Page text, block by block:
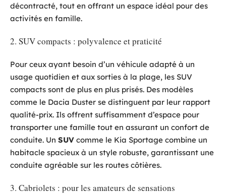
décontracté, tout en offrant un espace idéal pour des
activités en famille.
2. SUV compacts : polyvalence et praticité
Pour ceux ayant besoin d’un véhicule adapté à un
usage quotidien et aux sorties à la plage, les SUV
compacts sont de plus en plus prisés. Des modèles
comme le Dacia Duster se distinguent par leur rapport
qualité-prix. Ils offrent suffisamment d’espace pour
transporter une famille tout en assurant un confort de
conduite. Un SUV comme le Kia Sportage combine un
habitacle spacieux à un style robuste, garantissant une
conduite agréable sur les routes côtières.
3. Cabriolets : pour les amateurs de sensations